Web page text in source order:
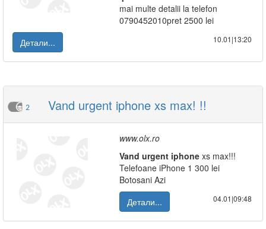
mai multe detalii la telefon
0790452010pret 2500 lei
Детали...
10.01|13:20
2 Vand urgent iphone xs max! !!
www.olx.ro
Vand urgent iphone xs max!!!
Telefoane iPhone 1 300 lei
Botosani Azi
Детали...
04.01|09:48